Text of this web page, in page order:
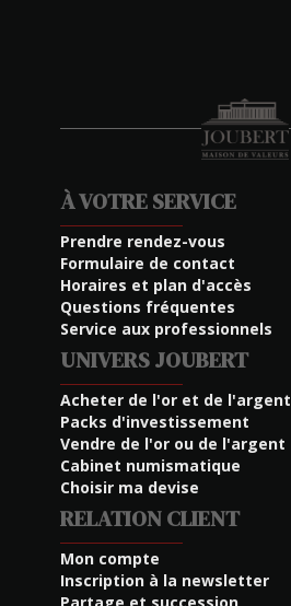
À VOTRE SERVICE
Prendre rendez-vous
Formulaire de contact
Horaires et plan d'accès
Questions fréquentes
Service aux professionnels
UNIVERS JOUBERT
Acheter de l'or et de l'argent
Packs d'investissement
Vendre de l'or ou de l'argent
Cabinet numismatique
Choisir ma devise
RELATION CLIENT
Mon compte
Inscription à la newsletter